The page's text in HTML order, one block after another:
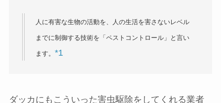
人に有害な生物の活動を、人の生活を害さないレベル
までに制御する技術を「ペストコントロール」と言い
ます。 *1
ダッカにもこういった害虫駆除をしてくれる業者